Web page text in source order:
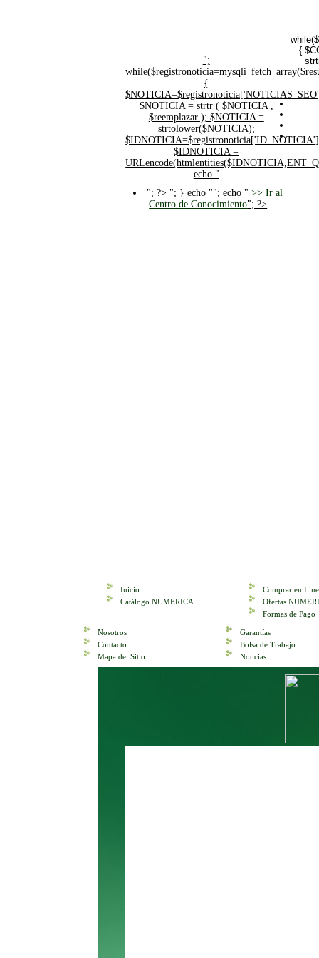
{
";
{
$NOTICIA = strtr ( $NOTICIA ,
$reemplazar ); $NOTICIA =
strtolower($NOTICIA);
$IDNOTICIA =
echo "
"; ?> "; } echo ""; echo " >> Ir al
Centro de Conocimiento"; ?>
Inicio
Catálogo NUMERICA
Comprar en
Ofertas
Formas de Pago
Nosotros
Contacto
Mapa del Sitio
Garantías
Bolsa de Trabajo
Noticias